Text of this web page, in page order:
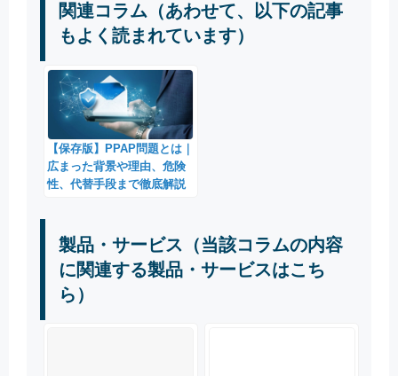
関連コラム（あわせて、以下の記事
もよく読まれています）
【保存版】PPAP問題とは｜
広まった背景や理由、危険
性、代替手段まで徹底解説
製品・サービス（当該コラムの内容
に関連する製品・サービスはこち
ら）